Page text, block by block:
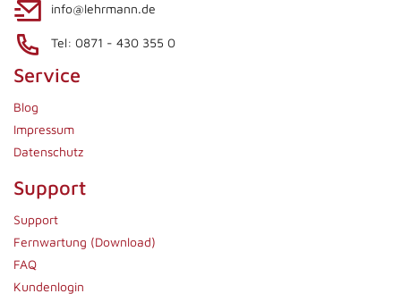
info@lehrmann.de
Tel: 0871 - 430 355 0
Service
Blog
Impressum
Datenschutz
Support
Support
Fernwartung (Download)
FAQ
Kundenlogin